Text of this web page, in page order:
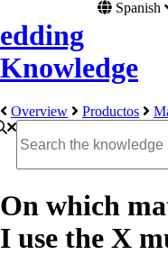
edding
Knowledge
Spanish
Overview Productos
On which
I use the X